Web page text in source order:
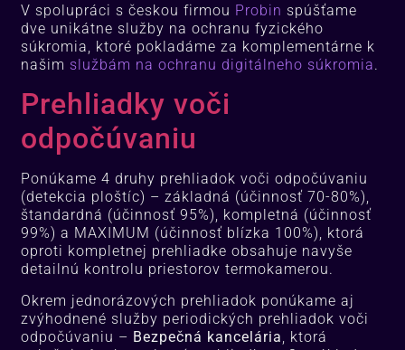
V spolupráci s českou firmou Probin spúšťame
dve unikátne služby na ochranu fyzického
súkromia, ktoré pokladáme za komplementárne k
našim službám na ochranu digitálneho súkromia.
Prehliadky voči
odpočúvaniu
Ponúkame 4 druhy prehliadok voči odpočúvaniu
(detekcia ploštíc) – základná (účinnosť 70-80%),
štandardná (účinnosť 95%), kompletná (účinnosť
99%) a MAXIMUM (účinnosť blízka 100%), ktorá
oproti kompletnej prehliadke obsahuje navyše
detailnú kontrolu priestorov termokamerou.
Okrem jednorázových prehliadok ponúkame aj
zvýhodnené služby periodických prehliadok voči
odpočúvaniu – Bezpečná kancelária
, ktorá